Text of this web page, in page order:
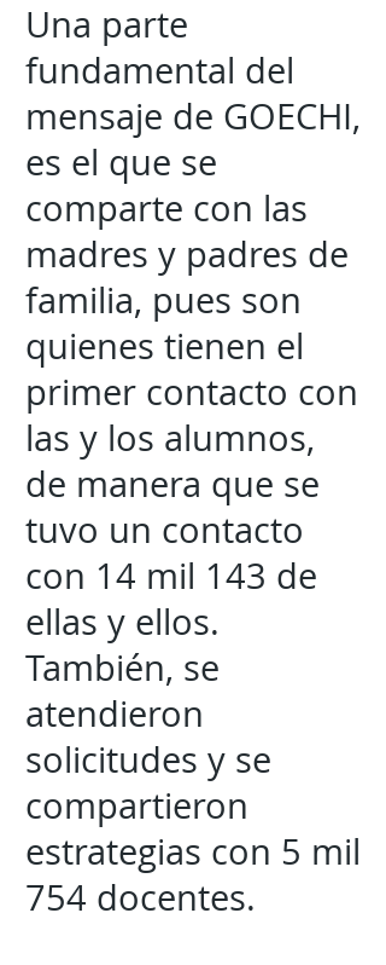
Una parte
fundamental del
mensaje de GOECHI,
es el que se
comparte con las
madres y padres de
familia, pues son
quienes tienen el
primer contacto con
las y los alumnos,
de manera que se
tuvo un contacto
con 14 mil 143 de
ellas y ellos.
También, se
atendieron
solicitudes y se
compartieron
estrategias con 5 mil
754 docentes.